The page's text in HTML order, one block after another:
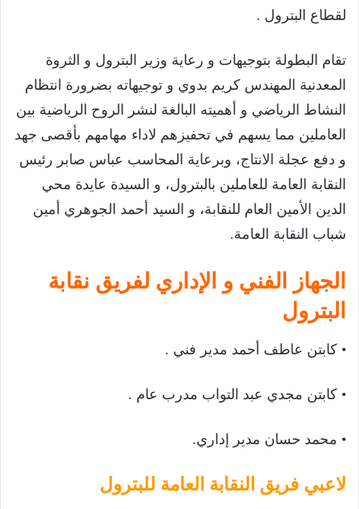
لقطاع البترول .
تقام البطولة بتوجيهات و رعاية وزير البترول و الثروة
المعدنية المهندس كريم بدوي و توجيهاته بضرورة انتظام
النشاط الرياضي و أهميته البالغة لنشر الروح الرياضية بين
العاملين مما يسهم في تحفيزهم لاداء مهامهم بأقصى جهد
و دفع عجلة الانتاج، وبرعاية المحاسب عباس صابر رئيس
النقابة العامة للعاملين بالبترول، و السيدة عايدة محي
الدين الأمين العام للنقابة، و السيد أحمد الجوهري أمين
شباب النقابة العامة.
الجهاز الفني و الإداري لفريق نقابة
البترول
• كابتن عاطف أحمد مدير فني .
• كابتن مجدي عبد التواب مدرب عام .
• محمد حسان مدير إداري.
لاعبي فريق النقابة العامة للبترول